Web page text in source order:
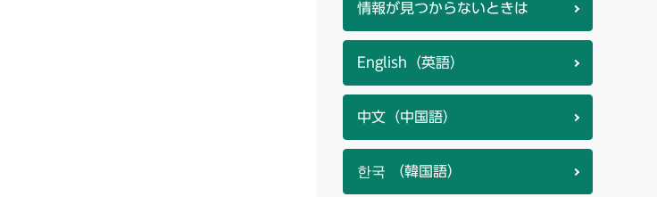
情報が見つからないときは
English（英語）
中文（中国語）
한국 （韓国語）